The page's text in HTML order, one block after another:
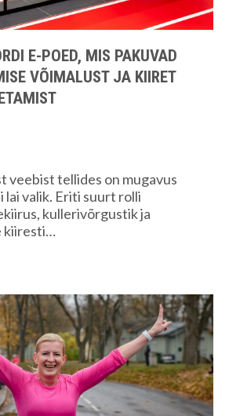
E-POED, MIS PAKUVAD
VÕIMALUST JA KIIRET
veebist tellides on mugavus
lai valik. Eriti suurt rolli
kullerivõrgustik ja
kiiresti…